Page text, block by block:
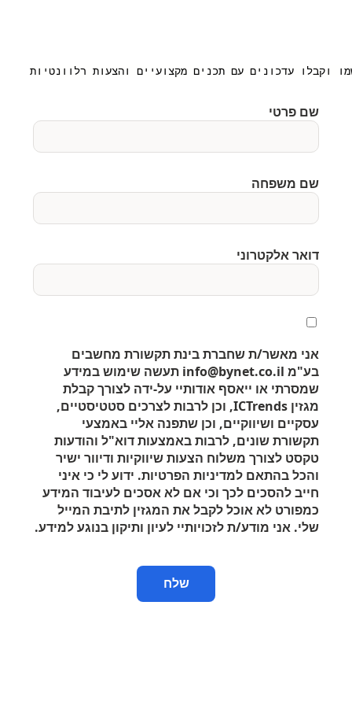
וקבלו עדכונים עם תכנים מקצועיים והצעות רלוונטיות
שם פרטי
שם משפחה
דואר אלקטרוני
אני מאשר/ת שחברת בינת תקשורת מחשבים
בע"מ info@bynet.co.il תעשה שימוש במידע
שמסרתי או ייאסף אודותיי על-ידה לצורך קבלת
מגזין ICTrends, וכן לרבות לצרכים סטטיסטיים,
עסקיים ושיווקיים, וכן שתפנה אליי באמצעי
תקשורת שונים, לרבות באמצעות דוא"ל והודעות
טקסט לצורך משלוח הצעות שיווקיות ודיוור ישיר
והכל בהתאם למדיניות הפרטיות. ידוע לי כי איני
חייב להסכים לכך וכי אם לא אסכים לעיבוד המידע
כמפורט לא אוכל לקבל את המגזין לתיבת המייל
שלי. אני מודע/ת לזכויותיי לעיון ותיקון בנוגע למידע.
שלח